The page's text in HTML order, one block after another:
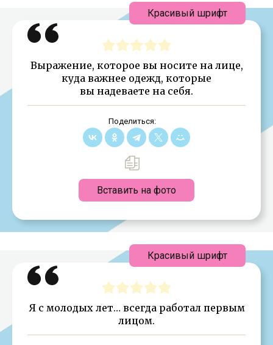
Выражение, которое вы носите на лице,
куда важнее одежд, которые
вы надеваете на себя.
Поделиться:
Вставить на фото
Красивый шрифт
Я с молодых лет… всегда работал первым
лицом.
Красивый шрифт